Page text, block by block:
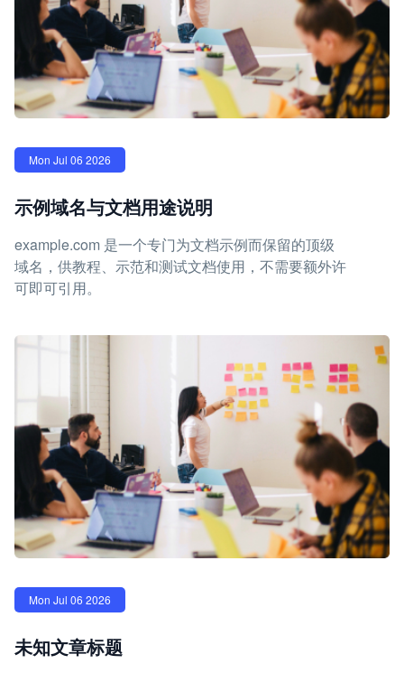
Mon Jul 06 2026
示例域名与文档用途说明
example.com 是一个专门为文档示例而保留的顶级
域名，供教程、示范和测试文档使用，不需要额外许
可即可引用。
Mon Jul 06 2026
未知文章标题